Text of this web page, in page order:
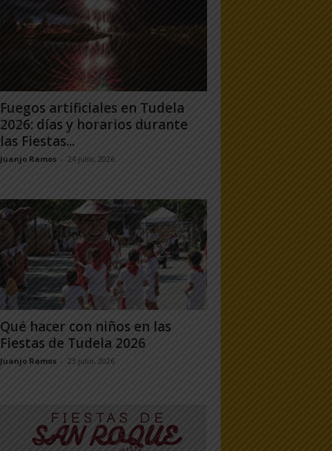
Fuegos artificiales en Tudela
2026: días y horarios durante
las Fiestas...
Juanjo Ramos - 24 julio, 2026
Qué hacer con niños en las
Fiestas de Tudela 2026
Juanjo Ramos - 23 julio, 2026